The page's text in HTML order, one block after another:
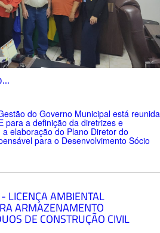
do Governo Municipal está reunida
para a definição da diretrizes e
elaboração do Plano Diretor do
para o Desenvolvimento Sócio
LICENÇA AMBIENTAL
ARMAZENAMENTO
DE CONSTRUÇÃO CIVIL